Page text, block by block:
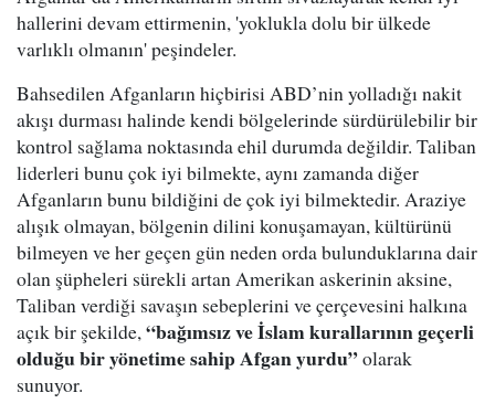
hallerini devam ettirmenin, 'yoklukla dolu bir ülkede
varlıklı olmanın' peşindeler.
Bahsedilen Afganların hiçbirisi ABD’nin yolladığı nakit
akışı durması halinde kendi bölgelerinde sürdürülebilir bir
kontrol sağlama noktasında ehil durumda değildir. Taliban
liderleri bunu çok iyi bilmekte, aynı zamanda diğer
Afganların bunu bildiğini de çok iyi bilmektedir. Araziye
alışık olmayan, bölgenin dilini konuşamayan, kültürünü
bilmeyen ve her geçen gün neden orda bulunduklarına dair
olan şüpheleri sürekli artan Amerikan askerinin aksine,
Taliban verdiği savaşın sebeplerini ve çerçevesini halkına
açık bir şekilde,“bağımsız ve İslam kurallarının geçerli
olduğu bir yönetime sahip Afgan yurdu”olarak
sunuyor.